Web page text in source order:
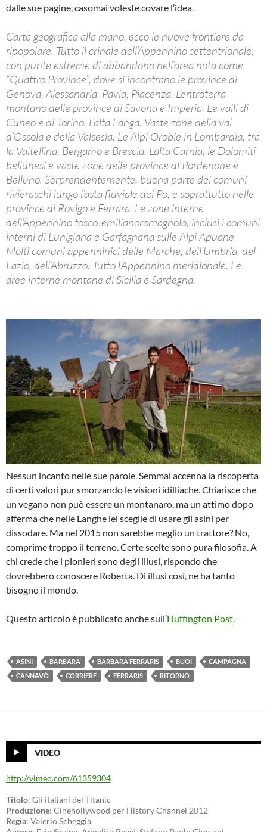
dalle sue pagine, casomai voleste covare l’idea.
Carta geografica alla mano, ecco le nuove frontiere da
ripopolare. Tutto il crinale dell’Appennino settentrionale,
con punte estreme di abbandono nell’area nota come
“Quattro Province”, dove si incontrano le province di
Genova, Alessandria, Pavia, Piacenza. L’entroterra
montano delle province di Savona e Imperia. Le valli di
Cuneo e di Torino. L’alta Langa. Vaste zone della val
d’Ossola e della Valsesia. Le Alpi Orobie in Lombardia, tra
la Valtellina, Bergamo e Brescia. L’alta Carnia, le Dolomiti
bellunesi e vaste zone delle province di Pordenone e
Belluno. Sorprendentemente, buona parte dei comuni
rivieraschi lungo l’asta fluviale del Po, e soprattutto nelle
province di Rovigo e Ferrara. Le zone interne
dell’Appennino tosco-emilianoromagnolo, inclusi i comuni
interni di Lunigiana e Garfagnana sulle Alpi Apuane.
Molti comuni appenninici delle Marche, dell’Umbria, del
Lazio, dell’Abruzzo. Tutto l’Appennino meridionale. Le
aree interne montane di Sicilia e Sardegna.
Nessun incanto nelle sue parole. Semmai accenna la riscoperta
di certi valori pur smorzando le visioni idilliache. Chiarisce che
un vegano non può essere un montanaro, ma un attimo dopo
afferma che nelle Langhe lei sceglie di usare gli asini per
dissodare. Ma nel 2015 non sarebbe meglio un trattore? No,
comprime troppo il terreno. Certe scelte sono pura filosofia. A
chi crede che i pionieri sono degli illusi, rispondo che
dovrebbero conoscere Roberta. Di illusi così, ne ha tanto
bisogno il mondo.
Questo articolo è pubblicato anche sull’Huffington Post
ASINI BARBARA BARBARA FERRARIS BUOI
CAMPAGNA
CANNAVÒ
CORRIERE FERRARIS RITORNO
VIDEO
http://vimeo.com/61359304
Titolo: Gli italiani del Titanic
Produzione: Cinehollywood per History Channel 2012
Regia: Valerio Scheggia